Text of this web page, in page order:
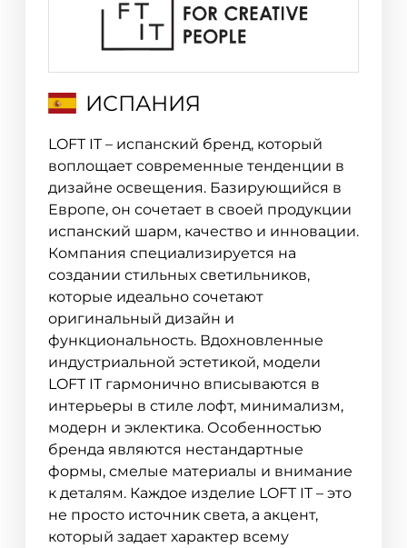
ИСПАНИЯ
LOFT IT – испанский бренд, который
воплощает современные тенденции в
дизайне освещения. Базирующийся в
Европе, он сочетает в своей продукции
испанский шарм, качество и инновации.
Компания специализируется на
создании стильных светильников,
которые идеально сочетают
оригинальный дизайн и
функциональность. Вдохновленные
индустриальной эстетикой, модели
LOFT IT гармонично вписываются в
интерьеры в стиле лофт, минимализм,
модерн и эклектика. Особенностью
бренда являются нестандартные
формы, смелые материалы и внимание
к деталям. Каждое изделие LOFT IT – это
не просто источник света, а акцент,
который задает характер всему